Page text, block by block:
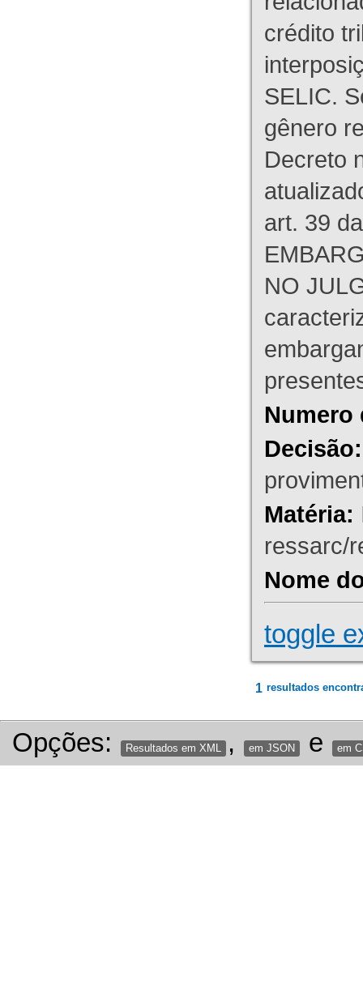
crédito
SELIC.
gênero
Decreto
art. 39
NO
Numero
Decisão:
Matéria:
ressarc/
Nome
toggle
1 resultados
Opções: Resultados em XML , em JSON e em